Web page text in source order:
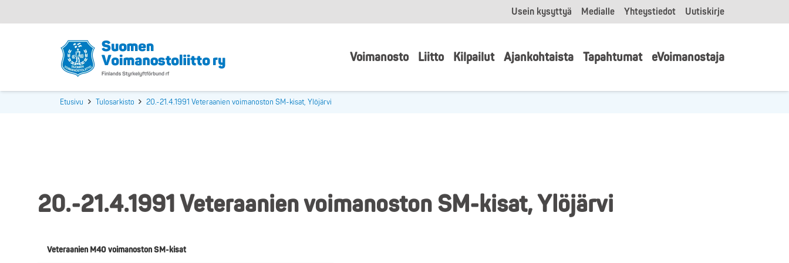
Usein kysyttyä Medialle Yhteystiedot Uutiskirje
Voimanosto Liitto Kilpailut Ajankohtaista Tapahtumat eVoimanostaja
Etusivu Tulosarkisto 20.-21.4.1991 Veteraanien voimanoston SM-kisat, Ylöjärvi
20.-21.4.1991 Veteraanien voimanoston SM-kisat, Ylöjärvi
Veteraanien M40 voimanoston SM-kisat